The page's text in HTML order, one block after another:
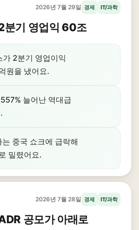
2026년 7월 29일 경제 IT/과학
분기 영업익 60조
가 2분기 영업이익
원을 냈어요.
늘어난 역대급
중국 쇼크에 급락해
밀렸어요.
2026년 7월 28일 경제 IT/과학
공모가 아래로